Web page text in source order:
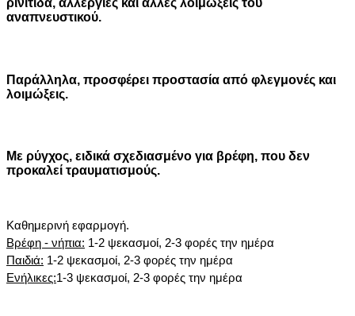
ρινίτιδα, αλλεργίες και άλλες λοιμώξεις του
αναπνευστικού.
Παράλληλα, προσφέρει προστασία από φλεγμονές και
λοιμώξεις.
Με ρύγχος, ειδικά σχεδιασμένο για βρέφη, που δεν
προκαλεί τραυματισμούς.
Καθημερινή εφαρμογή.
Βρέφη - νήπια: 1-2 ψεκασμοί, 2-3 φορές την ημέρα
Παιδιά: 1-2 ψεκασμοί, 2-3 φορές την ημέρα
Ενήλικες:1-3 ψεκασμοί, 2-3 φορές την ημέρα